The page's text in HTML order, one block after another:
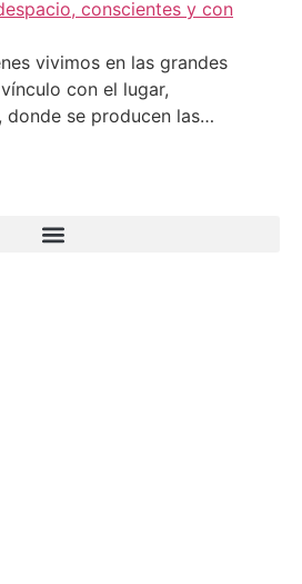
vivimos en las grandes
con el lugar,
donde se producen las…